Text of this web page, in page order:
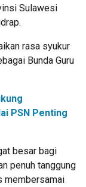
Sulawesi
rasa syukur
Bunda Guru
PSN Penting
besar bagi
penuh tanggung
membersamai